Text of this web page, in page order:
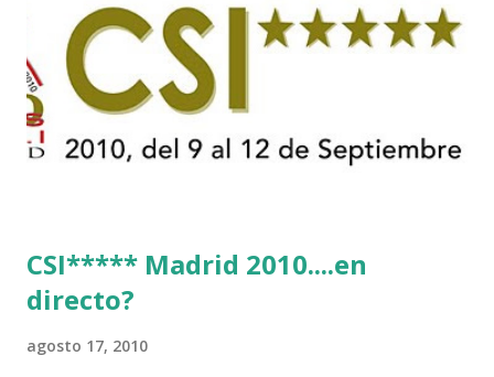
CSI***** Madrid 2010....en
directo?
agosto 17, 2010